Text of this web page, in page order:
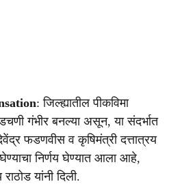
: जिल्ह्यातील पीकविमा
गंभीर बनल्या असून, या संदर्भात
फडणवीस व कृषिमंत्री दत्तात्रय
निर्णय घेण्यात आला आहे,
यांनी दिली.